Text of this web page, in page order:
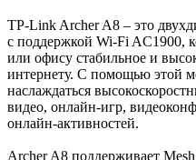
TP-Link Archer A8 – это
с поддержкой Wi-Fi AC1900,
или офису стабильное и
интернету. С помощью этой
наслаждаться
видео, онлайн-игр,
онлайн-активностей.
Archer A8 поддерживает